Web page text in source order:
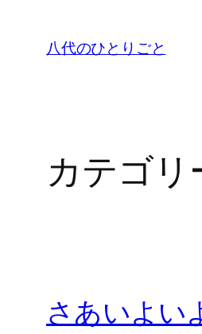
八代のひとりごと
カテゴリ
さあいよい